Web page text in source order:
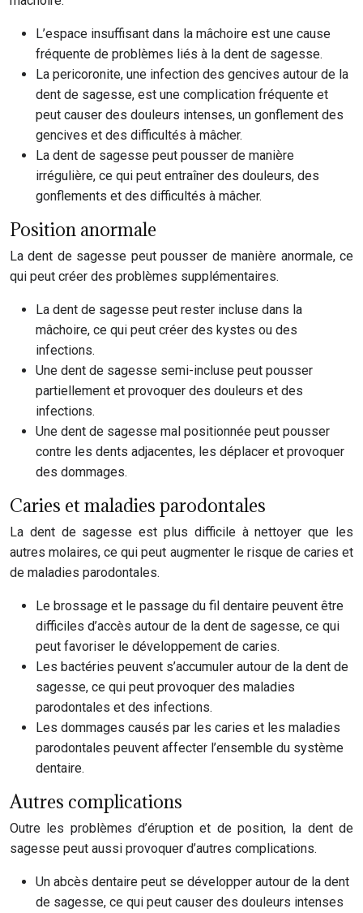
L’espace insuffisant dans la mâchoire est une cause
fréquente de problèmes liés à la dent de sagesse.
La pericoronite, une infection des gencives autour de la
dent de sagesse, est une complication fréquente et
peut causer des douleurs intenses, un gonflement des
gencives et des difficultés à mâcher.
La dent de sagesse peut pousser de manière
irrégulière, ce qui peut entraîner des douleurs, des
gonflements et des difficultés à mâcher.
Position anormale
La dent de sagesse peut pousser de manière anormale, ce
qui peut créer des problèmes supplémentaires.
La dent de sagesse peut rester incluse dans la
mâchoire, ce qui peut créer des kystes ou des
infections.
Une dent de sagesse semi-incluse peut pousser
partiellement et provoquer des douleurs et des
infections.
Une dent de sagesse mal positionnée peut pousser
contre les dents adjacentes, les déplacer et provoquer
des dommages.
Caries et maladies parodontales
La dent de sagesse est plus difficile à nettoyer que les
autres molaires, ce qui peut augmenter le risque de caries et
de maladies parodontales.
Le brossage et le passage du fil dentaire peuvent être
difficiles d’accès autour de la dent de sagesse, ce qui
peut favoriser le développement de caries.
Les bactéries peuvent s’accumuler autour de la dent de
sagesse, ce qui peut provoquer des maladies
parodontales et des infections.
Les dommages causés par les caries et les maladies
parodontales peuvent affecter l’ensemble du système
dentaire.
Autres complications
Outre les problèmes d’éruption et de position, la dent de
sagesse peut aussi provoquer d’autres complications.
Un abcès dentaire peut se développer autour de la dent
de sagesse, ce qui peut causer des douleurs intenses